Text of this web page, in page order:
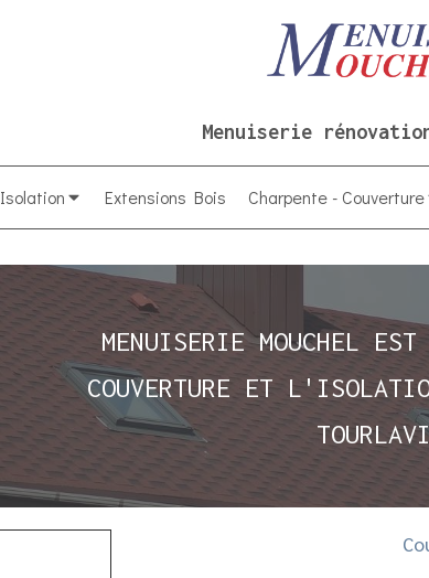
Menuiserie
Isolation Extensions Bois Charpente - Couverture
MENUISERIE MOUCHEL
COUVERTURE ET